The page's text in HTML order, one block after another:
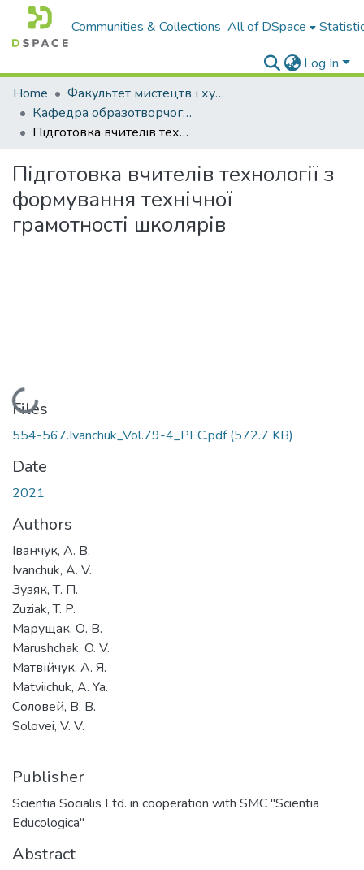
Communities & Collections All of DSpace
Log In
Home
Факультет мистецтв і художньо-освітніх технологій
Кафедра образотворчого, декоративного мистецтва, технологій і безпеки життєдіяльності
Підготовка вчителів технології з формування технічної грамотності школярів
Підготовка вчителів технології з
формування технічної
грамотності школярів
Loading...
Files
554-567.Ivanchuk_Vol.79-4_PEC.pdf(572.7 KB)
Date
2021
Authors
Іванчук, А. В.
Ivanchuk, A. V.
Зузяк, Т. П.
Zuziak, T. P.
Марущак, О. В.
Marushchak, O. V.
Матвійчук, А. Я.
Matviichuk, A. Ya.
Соловей, В. В.
Solovei, V. V.
Publisher
Scientia Socialis Ltd. in cooperation with SMC "Scientia
Educologica"
Abstract